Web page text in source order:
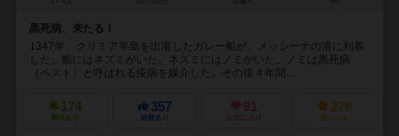
黒死病、来たる！
1347年、クリミア半島を出港したガレー船が、メッシーナの港に到着
した。船にはネズミがいた。ネズミにはノミがいた。ノミは黒死病
（ペスト）と呼ばれる疫病を媒介した。その後４年間...
174
興味あり
357
経験あり
91
お気に入り
276
持ってる